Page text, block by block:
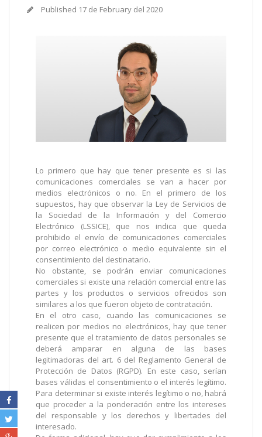
Published 17 de February del 2020
Lo primero que hay que tener presente es si las
comunicaciones comerciales se van a hacer por
medios electrónicos o no. En el primero de los
supuestos, hay que observar la Ley de Servicios de
la Sociedad de la Información y del Comercio
Electrónico (LSSICE), que nos indica que queda
prohibido el envío de comunicaciones comerciales
por correo electrónico o medio equivalente sin el
consentimiento del destinatario.
No obstante, se podrán enviar comunicaciones
comerciales si existe una relación comercial entre las
partes y los productos o servicios ofrecidos son
similares a los que fueron objeto de contratación.
En el otro caso, cuando las comunicaciones se
realicen por medios no electrónicos, hay que tener
presente que el tratamiento de datos personales se
deberá amparar en alguna de las bases
legitimadoras del art. 6 del Reglamento General de
Protección de Datos (RGPD). En este caso, serían
bases válidas el consentimiento o el interés legítimo.
Para determinar si existe interés legítimo o no, habrá
que proceder a la ponderación entre los intereses
del responsable y los derechos y libertades del
interesado.